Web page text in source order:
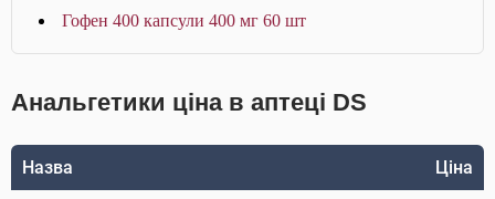
Гофен 400 капсули 400 мг 60 шт
Анальгетики ціна в аптеці DS
Назва Ціна